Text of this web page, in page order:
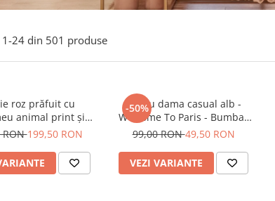
1-24 din 501 produse
roz prăfuit cu
animal print și
curea
RON199,50 RON
-50%
Tricou dama casual alb -
Welcome To Paris - Bumbac
Organic
99,00 RON49,50 RON
VEZI VARIANTE